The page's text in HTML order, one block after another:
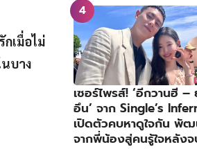
เมื่อไม่
บาง
เซอร์ไพรส์! ‘อีกวานฮี –
อึน’ จาก Single’s
เปิดตัวคบหาดูใจกัน พัฒ
จากพี่น้องสู่คนรู้ใจหลัง